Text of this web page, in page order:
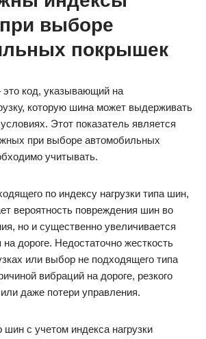
при выборе
покрышек
это код, указывающий на
которую шина может выдерживать
Этот показатель является
при выборе автомобильных
учитывать.
по индексу нагрузки типа шин,
вероятность повреждения шин во
но и существенно увеличивается
дороге. Недостаточно жесткость
или выбор не подходящего типа
вибраций на дороге, резкого
даже потери управления.
с учетом индекса нагрузки